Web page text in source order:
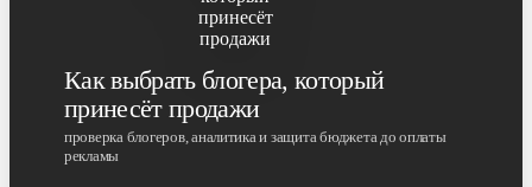
Как выбрать блогера, который
принесёт продажи
проверка блогеров, аналитика и защита бюджета до оплаты
рекламы